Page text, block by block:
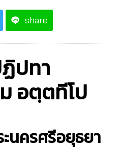
share
ปทา
อตฺตทีโป
นครศรีอยุธยา